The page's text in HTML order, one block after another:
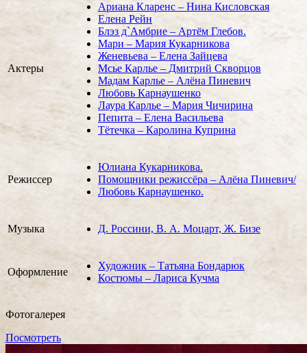
Актеры
Ариана Кларенс – Нина Кисловская
Елена Рейн
Блэз д`Амбрие – Артём Глебов.
Мари – Мария Кукарникова
Женевьева – Елена Зайцева
Мсье Карлье – Дмитрий Скворцов
Мадам Карлье – Алёна Пиневич
Любовь Карнаушенко
Лаура Карлье – Мария Чичирина
Пепита – Елена Васильева
Тётечка – Каролина Куприна
Режиссер
Юлиана Кукарникова.
Помощники режиссёра – Алёна Пиневич/
Любовь Карнаушенко.
Музыка Д. Россини, В. А. Моцарт, Ж. Бизе
Оформление
Художник – Татьяна Бондарюк
Костюмы – Лариса Кучма
Фотогалерея
Посмотреть